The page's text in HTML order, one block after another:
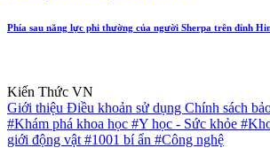
Phía sau năng lực phi thường của người Sherpa trên đỉnh
Kiến Thức VN
Giới thiệu Điều khoản sử dụng Chính sách
#Khám phá khoa học #Y học - Sức khỏe
giới động vật #1001 bí ẩn #Công nghệ